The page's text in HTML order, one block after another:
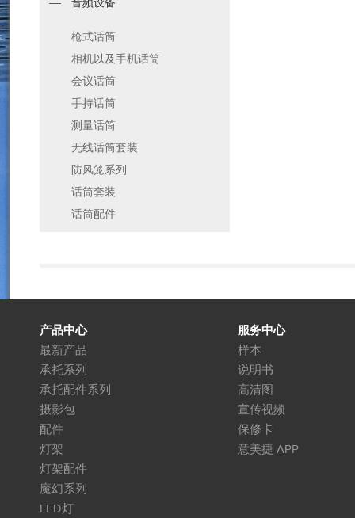
音频设备
枪式话筒
相机以及手机话筒
会议话筒
手持话筒
测量话筒
无线话筒套装
防风笼系列
话筒套装
话筒配件
产品中心
最新产品
承托系列
承托配件系列
摄影包
配件
灯架
灯架配件
魔幻系列
LED灯
服务中心
样本
说明书
高清图
宣传视频
保修卡
意美捷 APP